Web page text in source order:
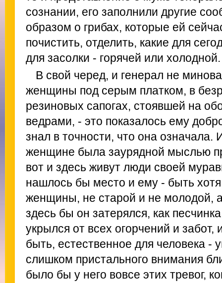
сознании, его заполнили другие
образом о грибах, которые ей
почистить, отделить, какие для
для засолки - горячей или холодной.
В свой черед, и генерал не
женщины под серым платком, в
резиновых сапогах, стоявшей на
ведрами, - это показалось ему
знал в точности, что она означала.
женщине была заурядной мыслью
вот и здесь живут люди своей
нашлось бы место и ему - быть
женщины, не старой и не молодой,
здесь бы он затерялся, как
укрылся от всех огорчений и
быть, естественное для человека -
слишком пристального внимания
было бы у него вовсе этих тревог,